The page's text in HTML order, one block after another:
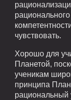
чувствовать.
Хорошо для
Планетой,
ученикам
принципа
рациональный